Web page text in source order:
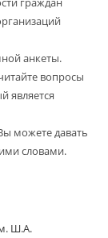
анкеты.
вопросы
является
можете давать
словами.
Ш.А.